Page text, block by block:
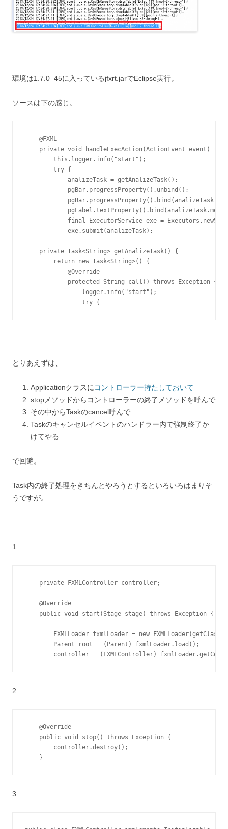
環境は1.7.0_45に入っているjfxrt.jarでEclipse実行。
ソースは下の感じ。
@FXML
private void handleExecAction(ActionEvent event) {
this.logger.info("start");
try {
analizeTask = getAnalizeTask();
pgBar.progressProperty().unbind();
final ExecutorService exe =
exe.submit(analizeTask);
private Task<String> getAnalizeTask() {
return new Task<String>() {
@Override
protected String call() throws Exception {
logger.info("start");
try {
とりあえずは、
Applicationクラスに コントローラー持たしておいて
stopメソッドからコントローラーの終了メソッドを呼んで
その中からTaskのcancel呼んで
Taskのキャンセルイベントのハンドラー内で強制終了か
けてやる
で回避。
Task内の終了処理をきちんとやろうとするといろいろはまりそ
うですが。
1
private FXMLController controller;
@Override
public void start(Stage stage) throws Exception {
FXMLLoader fxmlLoader = new
Parent root = (Parent) fxmlLoader.load();
controller = (FXMLController)
2
@Override
public void stop() throws Exception {
controller.destroy();
}
3